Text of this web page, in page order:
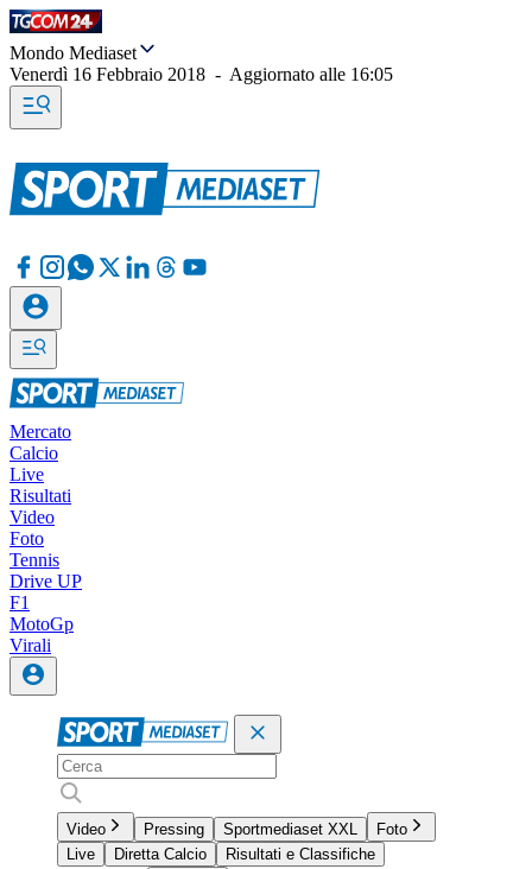
Mondo Mediaset
Venerdì 16 Febbraio 2018 - Aggiornato alle 16:05
Mercato
Calcio
Live
Risultati
Video
Foto
Tennis
Drive UP
F1
MotoGp
Virali
Video Pressing Sportmediaset XXL
Foto
Live
Diretta Calcio
Risultati e Classifiche